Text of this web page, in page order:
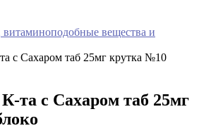
вещества и
с Сахаром таб 25мг крутка №10
та с Сахаром таб 25мг